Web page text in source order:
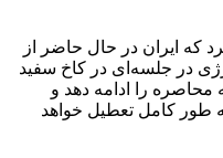
که ایران در حال حاضر از
در جلسه‌ای در کاخ سفید
را ادامه دهد و
طور کامل تعطیل خواهد